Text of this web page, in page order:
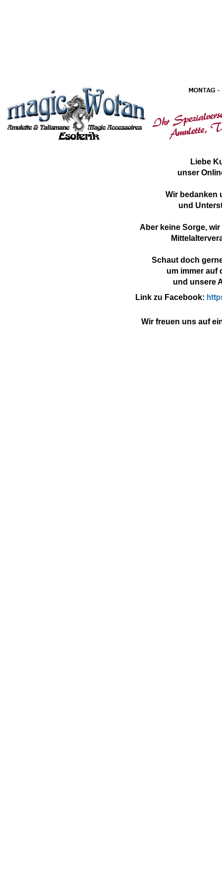
Liebe
unser
Wir bedanken
und
Aber keine Sorge,
Schaut doch
um immer auf
und unsere
Link zu Facebook:
Wir freuen uns auf